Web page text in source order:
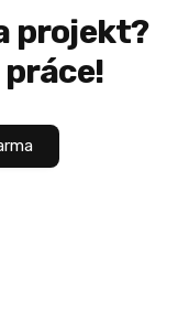
projekt?